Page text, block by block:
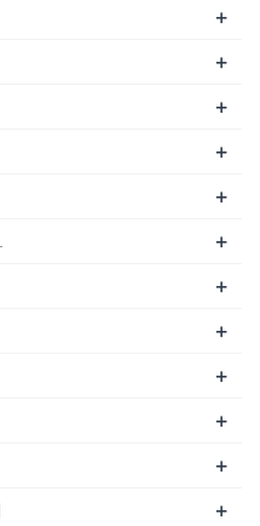
+
+
+
+
+
+
+
+
+
+
+
+